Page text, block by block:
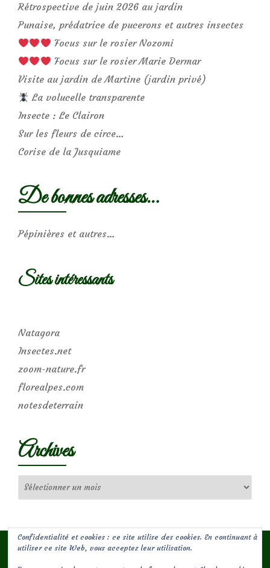
Rétrospective de juin 2026 au jardin
Punaise, prédatrice de pucerons et autres insectes
Focus sur le rosier Nozomi
Focus sur le rosier Marie Dermar
Visite au jardin de Martine (jardin privé)
La volucelle transparente
Insecte : Le Clairon
Sur les fleurs de circe…
Corise de la Jusquiame
De bonnes adresses…
Pépinières et autres…
Sites intéressants
Natagora
Insectes.net
zoom-nature.fr
florealpes.com
notesdeterrain
Archives
Confidentialité et cookies : ce site utilise des cookies. En continuant à
utiliser ce site Web, vous acceptez leur utilisation.